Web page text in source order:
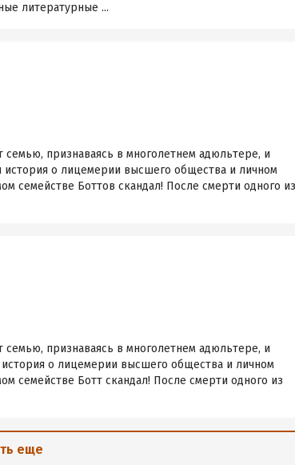
литературные ...
признаваясь в многолетнем адюльтере, и
история о лицемерии высшего общества и личном
семействе Боттов скандал! После смерти одного из
признаваясь в многолетнем адюльтере, и
история о лицемерии высшего общества и личном
семействе Ботт скандал! После смерти одного из
еще